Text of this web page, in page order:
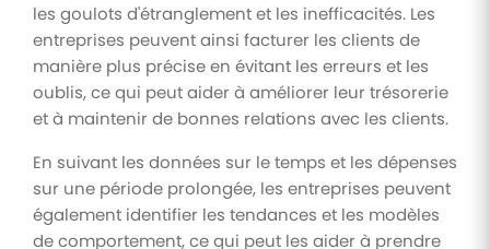
les goulots d'étranglement et les inefficacités. Les
entreprises peuvent ainsi facturer les clients de
manière plus précise en évitant les erreurs et les
oublis, ce qui peut aider à améliorer leur trésorerie
et à maintenir de bonnes relations avec les clients.
En suivant les données sur le temps et les dépenses
sur une période prolongée, les entreprises peuvent
également identifier les tendances et les modèles
de comportement, ce qui peut les aider à prendre